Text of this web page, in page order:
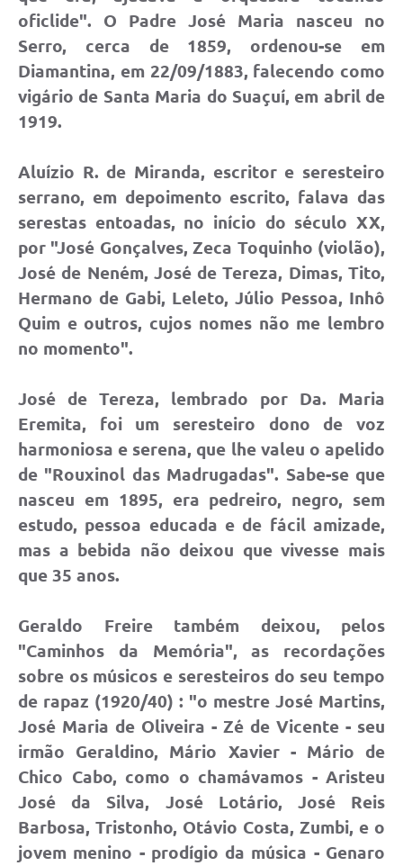
oficlide". O Padre José Maria nasceu no
Serro, cerca de 1859, ordenou-se em
Diamantina, em 22/09/1883, falecendo como
vigário de Santa Maria do Suaçuí, em abril de
1919.
Aluízio R. de Miranda, escritor e seresteiro
serrano, em depoimento escrito, falava das
serestas entoadas, no início do século XX,
por "José Gonçalves, Zeca Toquinho (violão),
José de Neném, José de Tereza, Dimas, Tito,
Hermano de Gabi, Leleto, Júlio Pessoa, Inhô
Quim e outros, cujos nomes não me lembro
no momento".
José de Tereza, lembrado por Da. Maria
Eremita, foi um seresteiro dono de voz
harmoniosa e serena, que lhe valeu o apelido
de "Rouxinol das Madrugadas". Sabe-se que
nasceu em 1895, era pedreiro, negro, sem
estudo, pessoa educada e de fácil amizade,
mas a bebida não deixou que vivesse mais
que 35 anos.
Geraldo Freire também deixou, pelos
"Caminhos da Memória", as recordações
sobre os músicos e seresteiros do seu tempo
de rapaz (1920/40) : "o mestre José Martins,
José Maria de Oliveira - Zé de Vicente - seu
irmão Geraldino, Mário Xavier - Mário de
Chico Cabo, como o chamávamos - Aristeu
José da Silva, José Lotário, José Reis
Barbosa, Tristonho, Otávio Costa, Zumbi, e o
jovem menino - prodígio da música - Genaro